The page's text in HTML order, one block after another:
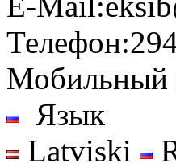
Телефон:
Мобильный
Язык
Latviski